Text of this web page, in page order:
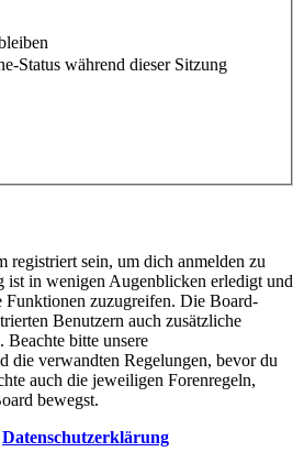
Status während dieser Sitzung
registriert sein, um dich anmelden zu
ist in wenigen Augenblicken erledigt und
Funktionen zuzugreifen. Die Board-
Benutzern auch zusätzliche
Beachte bitte unsere
die verwandten Regelungen, bevor du
auch die jeweiligen Forenregeln,
bewegst.
Datenschutzerklärung